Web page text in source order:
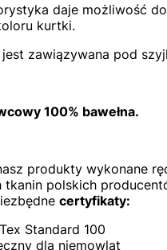
daje możliwość
kurtki.
zawiązywana pod
100% bawełna.
produkty wykonane
tkanin polskich
certyfikaty:
Standard 100
dla niemowląt